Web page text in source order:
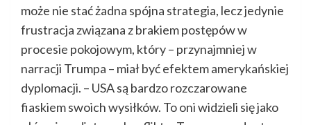
może nie stać żadna spójna strategia, lecz jedynie
frustracja związana z brakiem postępów w
procesie pokojowym, który – przynajmniej w
narracji Trumpa – miał być efektem amerykańskiej
dyplomacji. – USA są bardzo rozczarowane
fiaskiem swoich wysiłków. To oni widzieli się jako